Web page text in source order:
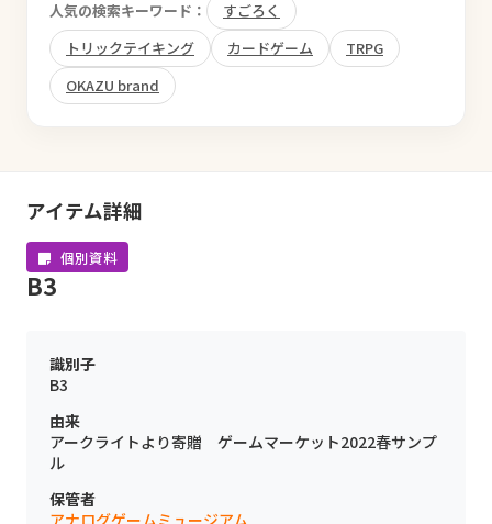
人気の検索キーワード：
すごろく
トリックテイキング
カードゲーム
TRPG
OKAZU brand
アイテム詳細
個別資料
B3
識別子
B3
由来
アークライトより寄贈 ゲームマーケット2022春サンプ
ル
保管者
アナログゲームミュージアム